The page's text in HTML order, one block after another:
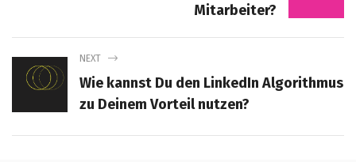
Mitarbeiter?
NEXT
Wie kannst Du den LinkedIn Algorithmus
zu Deinem Vorteil nutzen?